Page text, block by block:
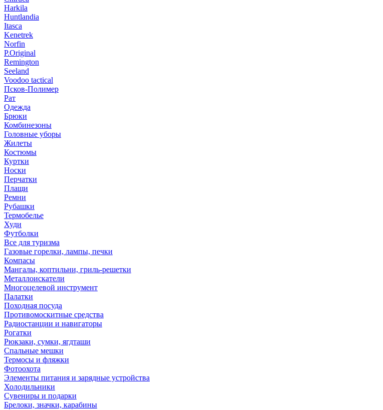
Harkila
Huntlandia
Itasca
Kenetrek
Norfin
P.Original
Remington
Seeland
Voodoo tactical
Псков-Полимер
Рат
Одежда
Брюки
Комбинезоны
Головные уборы
Жилеты
Костюмы
Куртки
Носки
Перчатки
Плащи
Ремни
Рубашки
Термобелье
Худи
Футболки
Все для туризма
Газовые горелки, лампы, печки
Компасы
Мангалы, коптильни, гриль-решетки
Металлоискатели
Многоцелевой инструмент
Палатки
Походная посуда
Противомоскитные средства
Радиостанции и навигаторы
Рогатки
Рюкзаки, сумки, ягдташи
Спальные мешки
Термосы и фляжки
Фотоохота
Элементы питания и зарядные устройства
Холодильники
Сувениры и подарки
Брелоки, значки, карабины